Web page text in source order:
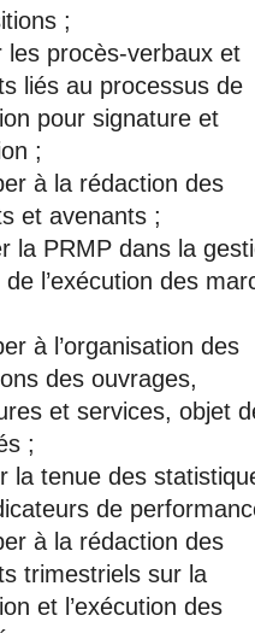
;
les procès-verbaux et
liés au processus de
pour signature et
;
à la rédaction des
et avenants ;
la PRMP dans la
de l’exécution des
à l’organisation des
des ouvrages,
et services, objet
;
la tenue des
de
à la rédaction des
trimestriels sur la
et l’exécution des